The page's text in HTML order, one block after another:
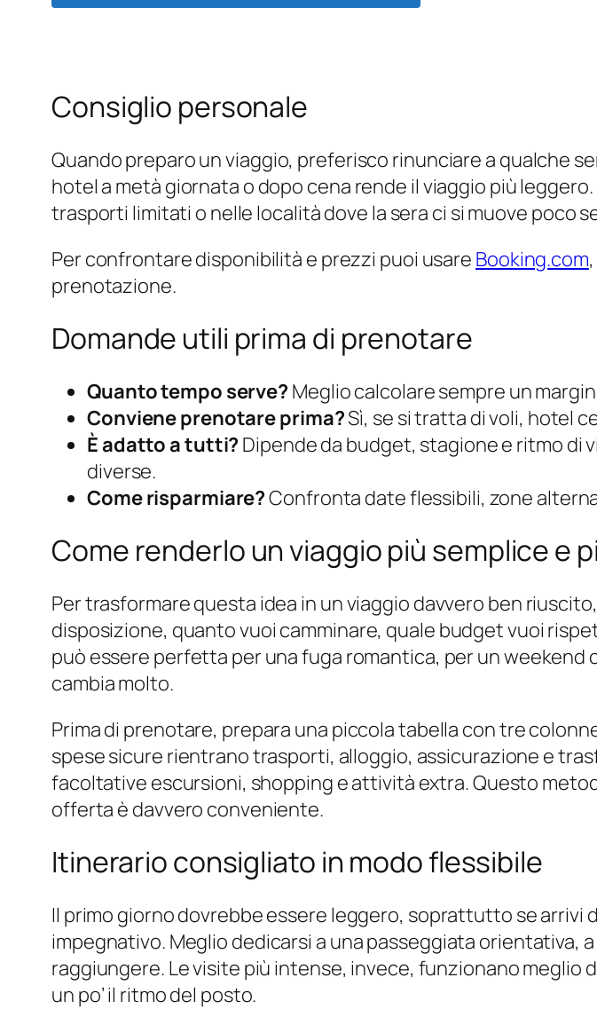
Consiglio personale
Quando preparo un viaggio, preferisco rinunciare a qualche
hotel a metà giornata o dopo cena rende il viaggio più
trasporti limitati o nelle località dove la sera ci si muove poco
Per confrontare disponibilità e prezzi puoi usare Booking.com
prenotazione.
Domande utili prima di prenotare
Quanto tempo serve? Meglio calcolare sempre un
Conviene prenotare prima?Sì, se si tratta di voli, hotel
È adatto a tutti? Dipende da budget, stagione e ritmo di
diverse.
Come risparmiare?Confronta date flessibili, zone
Come renderlo un viaggio più semplice e
Per trasformare questa idea in un viaggio davvero ben
disposizione, quanto vuoi camminare, quale budget vuoi
può essere perfetta per una fuga romantica, per un weekend
cambia molto.
Prima di prenotare, prepara una piccola tabella con tre
spese sicure rientrano trasporti, alloggio, assicurazione e
facoltative escursioni, shopping e attività extra. Questo
offerta è davvero conveniente.
Itinerario consigliato in modo flessibile
Il primo giorno dovrebbe essere leggero, soprattutto se arrivi
impegnativo. Meglio dedicarsi a una passeggiata orientativa,
raggiungere. Le visite più intense, invece, funzionano meglio
un po’ il ritmo del posto.